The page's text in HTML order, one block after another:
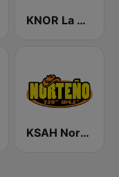
KNOR La Raza 93.7 (US Only)
KSAH Norteño 720 y 104.1